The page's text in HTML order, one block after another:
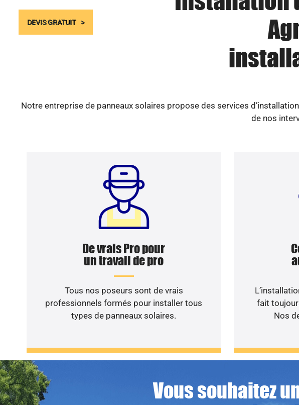
DEVIS GRATUIT
Notre entreprise de panneaux solaires propose des services
de nos
De vrais Pro pour
un travail de pro
Tous nos poseurs sont de vrais
professionnels formés pour installer tous
types de panneaux solaires.
fait
Nos
Vous souhaitez